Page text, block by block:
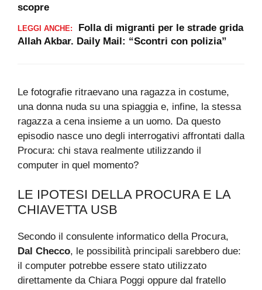
scopre
LEGGI ANCHE:
Folla di migranti per le strade grida
Allah Akbar. Daily Mail: “Scontri con polizia”
Le fotografie ritraevano una ragazza in costume,
una donna nuda su una spiaggia e, infine, la stessa
ragazza a cena insieme a un uomo. Da questo
episodio nasce uno degli interrogativi affrontati dalla
Procura: chi stava realmente utilizzando il
computer in quel momento?
LE IPOTESI DELLA PROCURA E LA
CHIAVETTA USB
Secondo il consulente informatico della Procura,
Dal Checco, le possibilità principali sarebbero due:
il computer potrebbe essere stato utilizzato
direttamente da Chiara Poggi oppure dal fratello